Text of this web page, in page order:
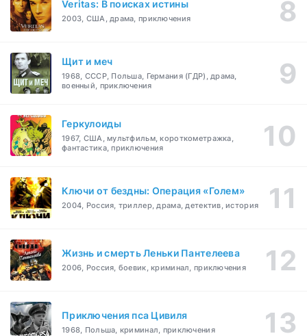
Veritas: В поисках истины
2003, США, драма, приключения
Щит и меч
1968, СССР, Польша, Германия (ГДР), драма,
военный, приключения
Геркулоиды
1967, США, мультфильм, короткометражка,
фантастика, приключения
Ключи от бездны: Операция «Голем»
2004, Россия, триллер, драма, детектив, история
Жизнь и смерть Леньки Пантелеева
2006, Россия, боевик, криминал, приключения
Приключения пса Цивиля
1968, Польша, криминал, приключения